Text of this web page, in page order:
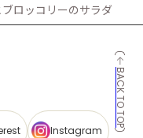
ロッコリーのサラダ
BACK TO TOP
Instagram